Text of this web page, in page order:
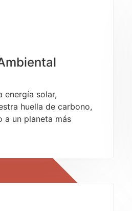
energía solar,
huella de carbono,
a un planeta más